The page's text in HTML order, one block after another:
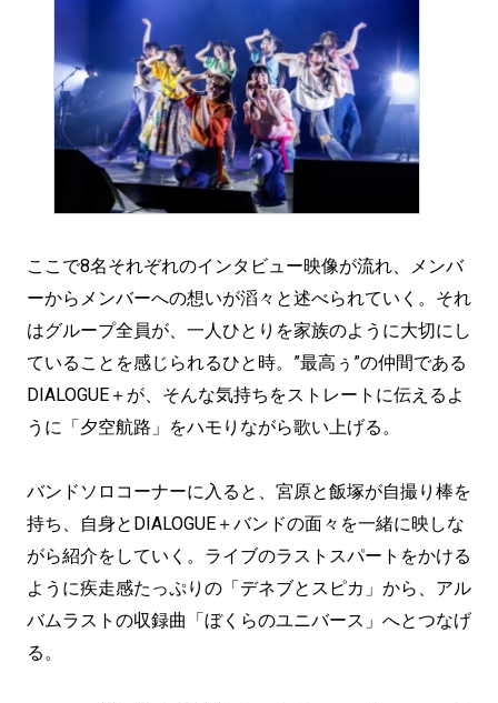
ここで8名それぞれのインタビュー映像が流れ、メンバ
ーからメンバーへの想いが滔々と述べられていく。それ
はグループ全員が、一人ひとりを家族のように大切にし
ていることを感じられるひと時。”最高ぅ”の仲間である
DIALOGUE＋が、そんな気持ちをストレートに伝えるよ
うに「夕空航路」をハモりながら歌い上げる。
バンドソロコーナーに入ると、宮原と飯塚が自撮り棒を
持ち、自身とDIALOGUE＋バンドの面々を一緒に映しな
がら紹介をしていく。ライブのラストスパートをかける
ように疾走感たっぷりの「デネブとスピカ」から、アル
バムラストの収録曲「ぼくらのユニバース」へとつなげ
る。